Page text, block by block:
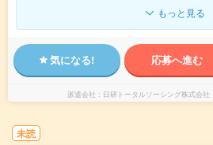
もっと見る
気になる! 応募へ進む
派遣会社 日研トータルソーシング株式会
未読